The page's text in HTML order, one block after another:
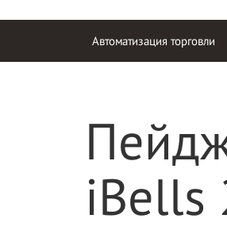
Автоматизация торговли
iBells